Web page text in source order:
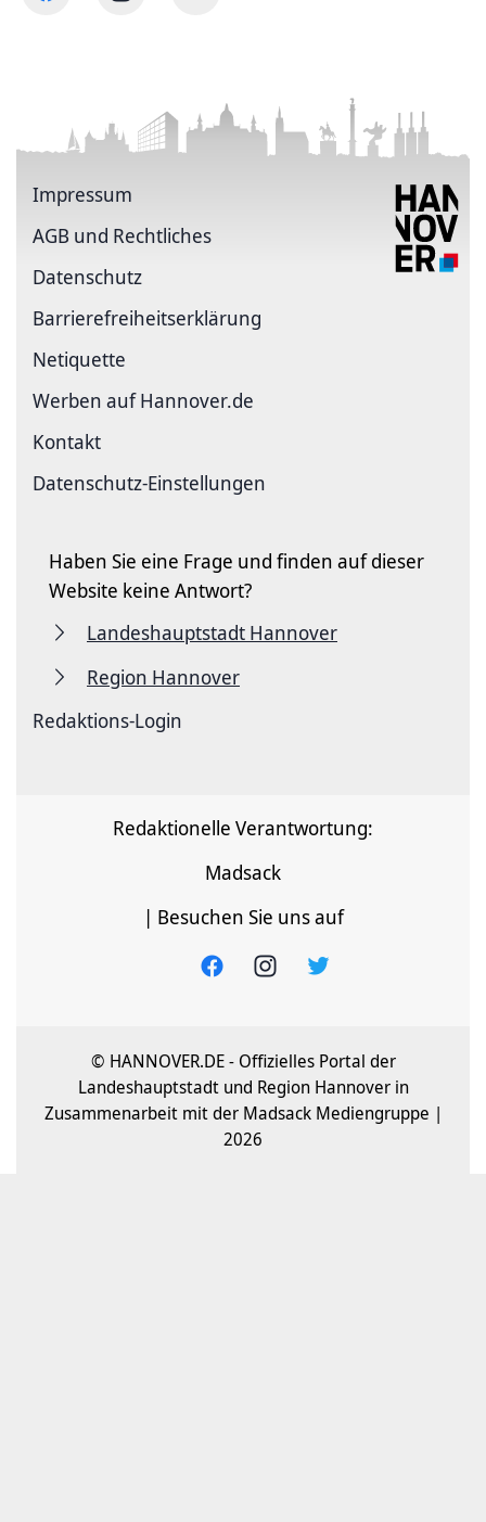
Impressum
AGB und Rechtliches
Datenschutz
Barriere­freiheits­erklärung
Netiquette
Werben auf Hannover.de
Kontakt
Datenschutz-Einstellungen
Haben Sie eine Frage und finden auf dieser
Website keine Antwort?
Landeshauptstadt Hannover
Region Hannover
Redaktions-Login
Redaktionelle Verantwortung:
Madsack
| Besuchen Sie uns auf
© HANNOVER.DE - Offizielles Portal der
Landeshauptstadt und Region Hannover in
Zusammenarbeit mit der Madsack Mediengruppe |
2026